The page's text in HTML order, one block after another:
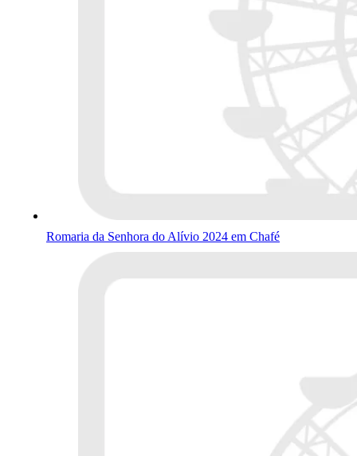
Romaria da Senhora do Alívio 2024 em Chafé